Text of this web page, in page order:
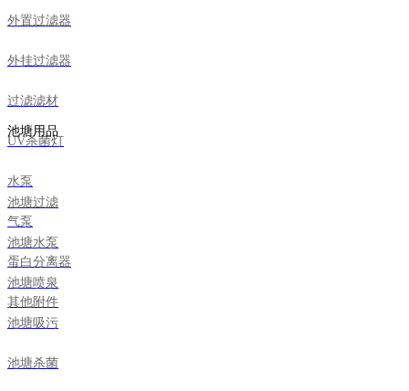
外置过滤器
外挂过滤器
过滤滤材
UV杀菌灯
水泵
气泵
蛋白分离器
其他附件
池塘用品
池塘过滤
池塘水泵
池塘喷泉
池塘吸污
池塘杀菌